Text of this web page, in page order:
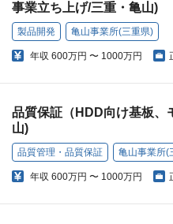
事業立ち上げ/三重・亀山)
製品開発 亀山事業所(三重県)
年収 600万円 〜 1000万円
品質保証（HDD向け基板、
山)
品質管理・品質保証 亀山事業所(
年収 600万円 〜 1000万円